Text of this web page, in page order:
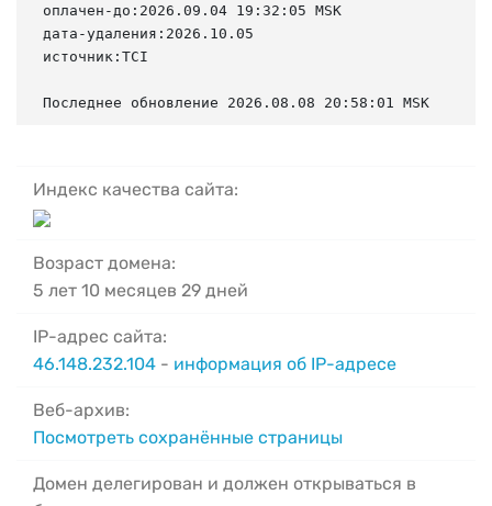
оплачен-до:2026.09.04 19:32:05 MSK
дата-удаления:2026.10.05
источник:TCI
Последнее обновление 2026.08.08 20:58:01 MSK
Индекс качества сайта:
Возраст домена:
5 лет 10 месяцев 29 дней
IP-адрес сайта:
46.148.232.104 - информация об IP-адресе
Веб-архив:
Посмотреть сохранённые страницы
Домен делегирован и должен открываться в